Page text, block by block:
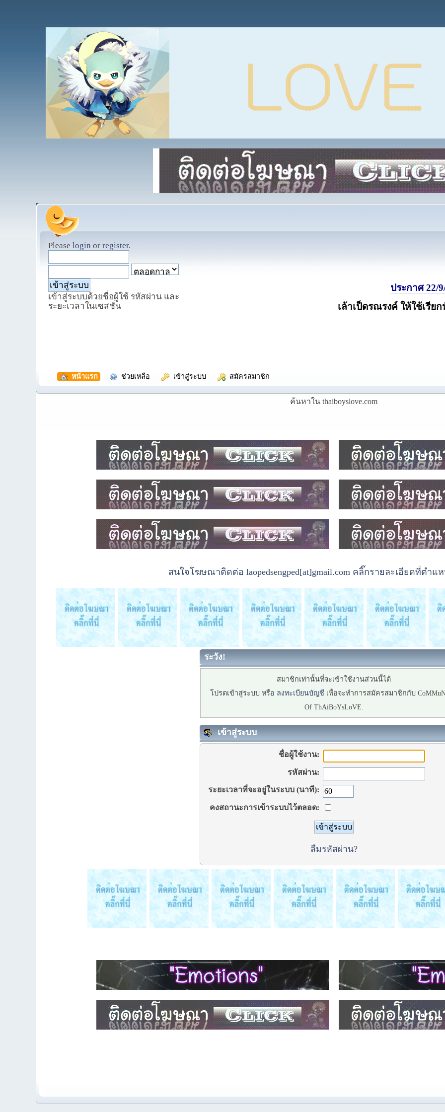
Please login or register.
เข้าสู่ระบบด้วยชื่อผู้ใช้ รหัสผ่าน และ
ระยะเวลาในเซสชั่น
ประกาศ 22/
เล้าเป็ดรณรงค์ ให้ใช้เรีย
หน้าแรก ช่วยเหลือ เข้าสู่ระบบ สมัครสมาชิก
ค้นหาใน thaiboyslove.com
สนใจโฆษณาติดต่อ laopedsengped[at]gmail.com คลิ๊กรายละเอียดที่ตำแ
ระวัง!
สมาชิกเท่านั้นที่จะเข้าใช้งานส่วนนี้ได้
โปรดเข้าสู่ระบบ หรือ ลงทะเบียนบัญชี เพื่อจะทำการสมัครสมาชิกกับ
Of ThAiBoYsLoVE.
เข้าสู่ระบบ
ชื่อผู้ใช้งาน:
รหัสผ่าน:
ระยะเวลาที่จะอยู่ในระบบ (นาที):
คงสถานะการเข้าระบบไว้ตลอด:
ลืมรหัสผ่าน?